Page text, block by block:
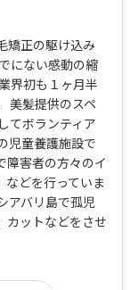
矯正の駆け込み
にない感動の縮
界初も１ヶ月半
美髪提供のスペ
てボランティア
児童養護施設で
障害者の方々のイ
どを行っていま
アバリ島で孤児
カットなどをさせ